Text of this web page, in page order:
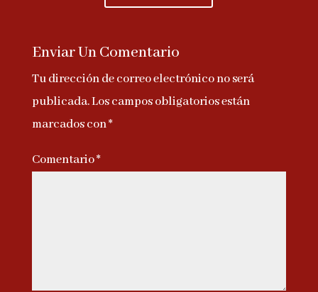
Enviar Un Comentario
Tu dirección de correo electrónico no será
publicada.Los campos obligatorios están
marcados con*
Comentario*